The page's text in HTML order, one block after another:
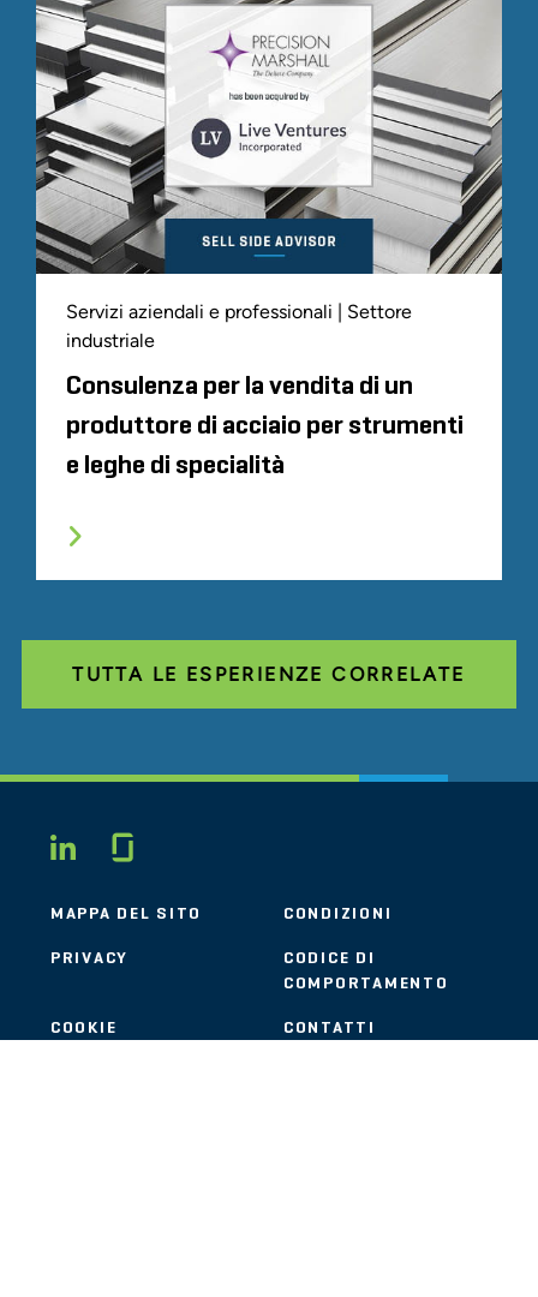
Servizi aziendali e professionali | Settore
industriale
Consulenza per la vendita di un
produttore di acciaio per strumenti
e leghe di specialità
TUTTA LE ESPERIENZE CORRELATE
LINKEDIN
MAPPA DEL SITO CONDIZIONI
PRIVACY
CODICE DI
COMPORTAMENTO
COOKIE CONTATTI